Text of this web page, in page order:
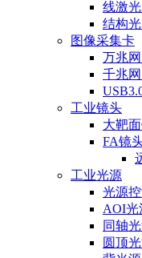
线激
结构
图像采集卡
万兆
千兆
工业镜头
大靶
FA镜
工业光源
光源
AOI光
同轴
圆顶